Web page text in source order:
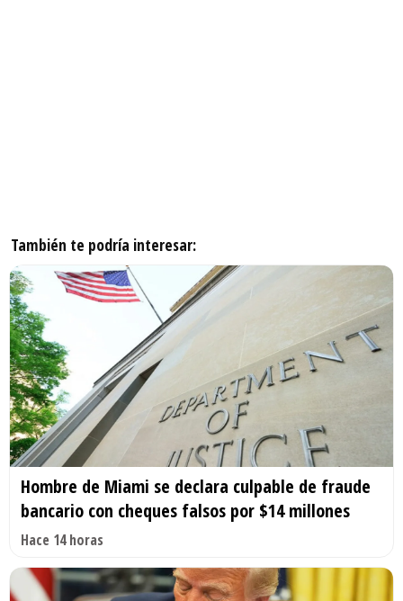
También te podría interesar:
Hombre de Miami se declara culpable de fraude
bancario con cheques falsos por $14 millones
Hace 14 horas